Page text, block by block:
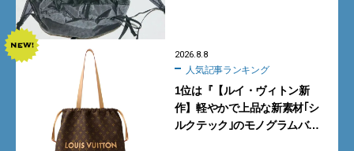
2026.8.8
人気記事ランキング
1位は『【ルイ・ヴィトン新
作】軽やかで上品な新素材｢シ
ルクテック｣のモノグラムバッ